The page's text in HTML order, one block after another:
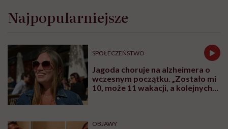
Najpopularniejsze
SPOŁECZEŃSTWO
Jagoda choruje na alzheimera o
wczesnym początku. „Zostało mi
10, może 11 wakacji, a kolejnych
OBJAWY